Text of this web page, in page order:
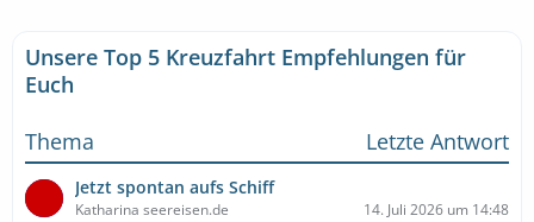
Unsere Top 5 Kreuzfahrt Empfehlungen für
Euch
Thema
Letzte Antwort
Jetzt spontan aufs Schiff
Katharina seereisen.de 14. Juli 2026 um 14:48